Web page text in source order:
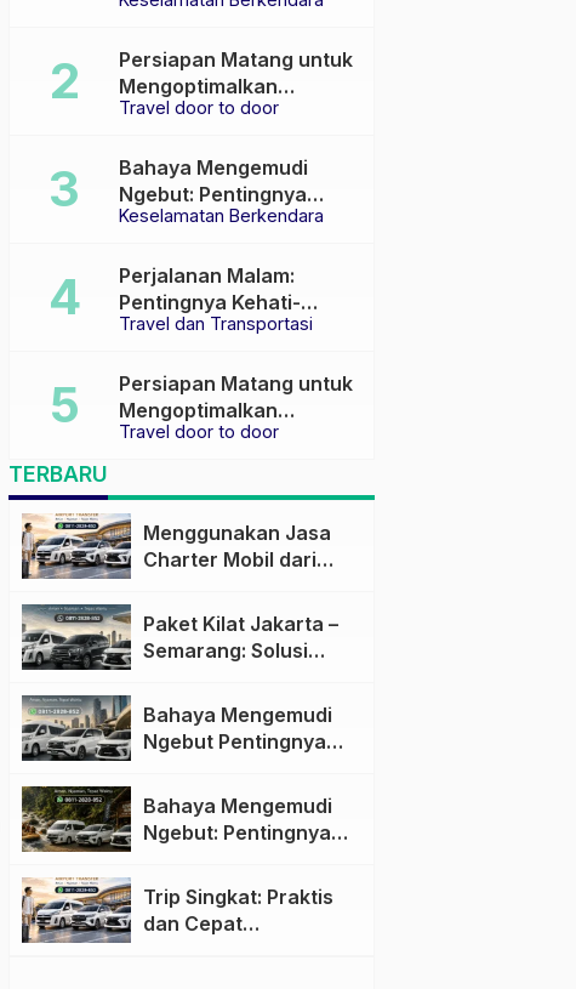
Travel door to door
Persiapan Matang untuk
Mengoptimalkan
Pengalaman Travel
Keselamatan Berkendara
Bahaya Mengemudi
Ngebut: Pentingnya
Keselamatan di Jalan
Travel dan Transportasi
Perjalanan Malam:
Pentingnya Kehati-
hatian dan Pemilihan
Travel door to door
Persiapan Matang untuk
Mengoptimalkan
Pengalaman Travel
TERBARU
Menggunakan Jasa
Charter Mobil dari
Nyaman dan Fleksibel
Paket Kilat Jakarta –
Semarang: Solusi
Efisien
Bahaya Mengemudi
Ngebut Pentingnya
raya
Bahaya Mengemudi
Ngebut: Pentingnya
Trip Singkat: Praktis
dan Cepat